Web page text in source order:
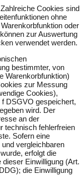
Cookies sind
ohne
oder
zur Auswertung
verwendet werden.
bestimmter, von
Warenkorbfunktion)
zur Messung
Cookies),
DSGVO gespeichert,
wird. Der
an der
technisch fehlerfreien
Sofern eine
vergleichbaren
erfolgt die
Einwilligung (Art.
die Einwilligung